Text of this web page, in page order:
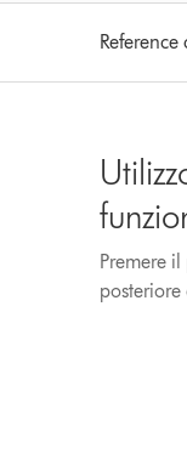
Reference
Premere